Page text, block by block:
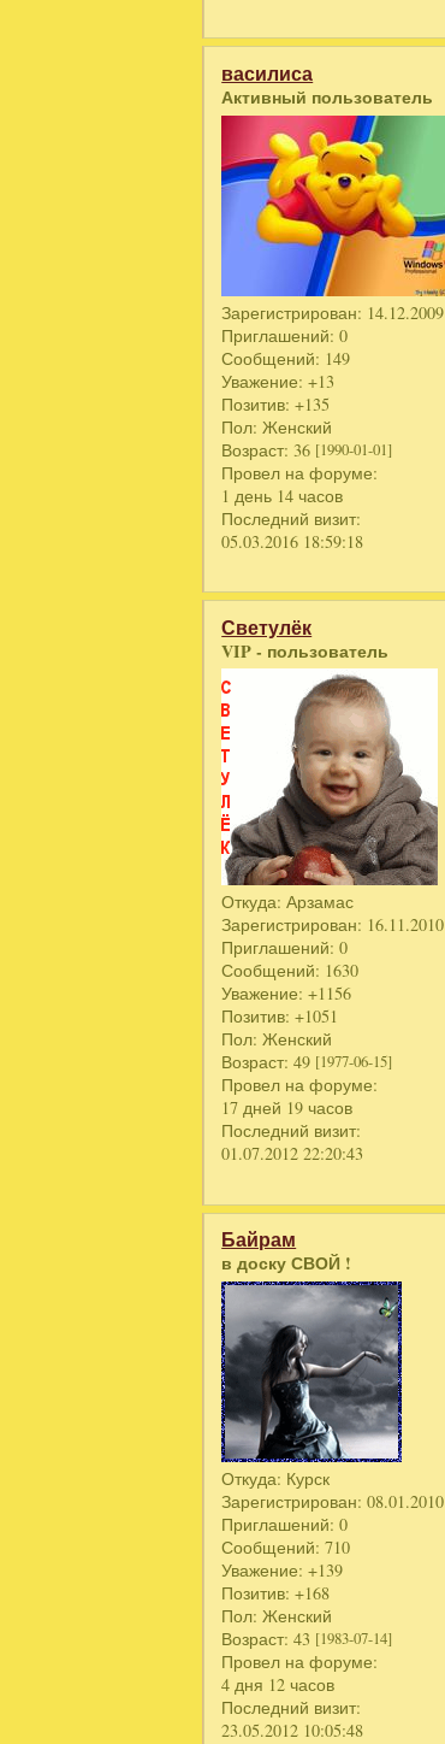
василиса
Активный пользователь
Зарегистрирован: 14.12.2009
Приглашений: 0
Сообщений: 149
Уважение: +13
Позитив: +135
Пол: Женский
Возраст: 36 [1990-01-01]
Провел на форуме:
1 день 14 часов
Последний визит:
05.03.2016 18:59:18
Светулёк
VIP - пользователь
Откуда: Арзамас
Зарегистрирован: 16.11.2010
Приглашений: 0
Сообщений: 1630
Уважение: +1156
Позитив: +1051
Пол: Женский
Возраст: 49 [1977-06-15]
Провел на форуме:
17 дней 19 часов
Последний визит:
01.07.2012 22:20:43
Байрам
в доску СВОЙ !
Откуда: Курск
Зарегистрирован: 08.01.2010
Приглашений: 0
Сообщений: 710
Уважение: +139
Позитив: +168
Пол: Женский
Возраст: 43 [1983-07-14]
Провел на форуме:
4 дня 12 часов
Последний визит:
23.05.2012 10:05:48